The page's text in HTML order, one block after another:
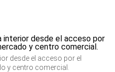
desde el acceso por el
y centro comercial.